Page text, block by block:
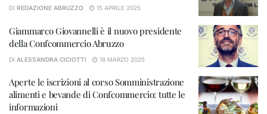
DI REDAZIONE ABRUZZO 15 APRILE 2025
Giammarco Giovannelli è il nuovo presidente
della Confcommercio Abruzzo
DI ALESSANDRA CICIOTTI 18 MARZO 2025
Aperte le iscrizioni al corso Somministrazione
alimenti e bevande di Confcommercio: tutte le
informazioni